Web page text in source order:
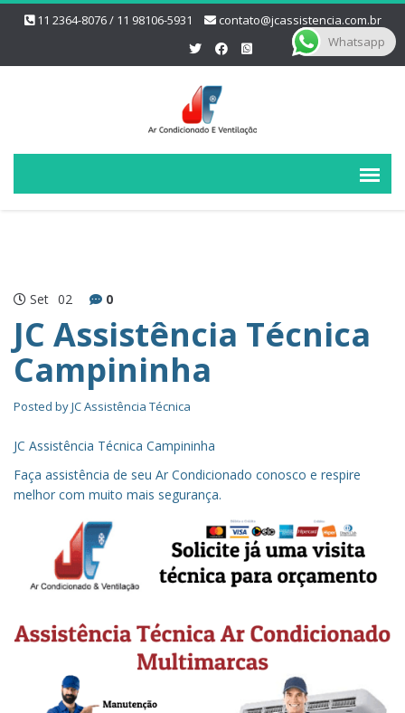
11 2364-8076 / 11 98106-5931 contato@jcassistencia.com.br
Set 02 0
JC Assistência Técnica
Campininha
Posted byJC Assistência Técnica
JC Assistência Técnica Campininha
Faça assistência de seu Ar Condicionado conosco e respire
melhor com muito mais segurança.
Whatsapp